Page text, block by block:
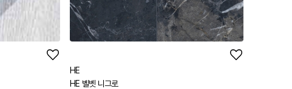
HE
HE 벨벳 니그로